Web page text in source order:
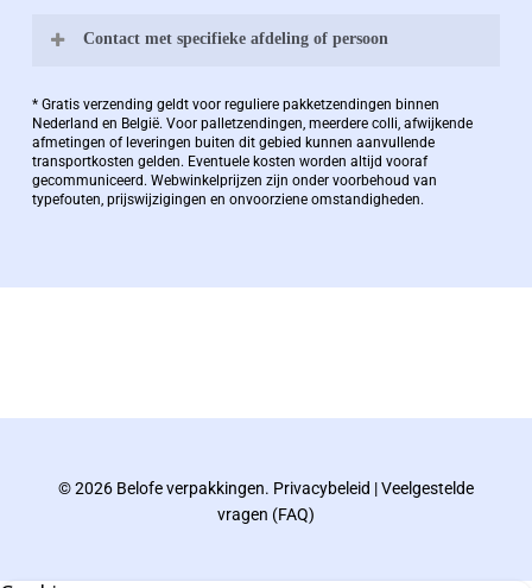
Contact met specifieke afdeling of persoon
Bernard Pauwels:
Zaakvoerder Berdo
bernard@berdo.be
Bernard werkt 25 uur per dag en draait voor
* Gratis verzending geldt voor reguliere pakketzendingen binnen
Nederland en België. Voor palletzendingen, meerdere colli, afwijkende
afmetingen of leveringen buiten dit gebied kunnen aanvullende
transportkosten gelden. Eventuele kosten worden altijd vooraf
gecommuniceerd. Webwinkelprijzen zijn onder voorbehoud van
typefouten, prijswijzigingen en onvoorziene omstandigheden.
© 2026 Belofe verpakkingen. Privacybeleid |Veelgestelde
vragen (FAQ)